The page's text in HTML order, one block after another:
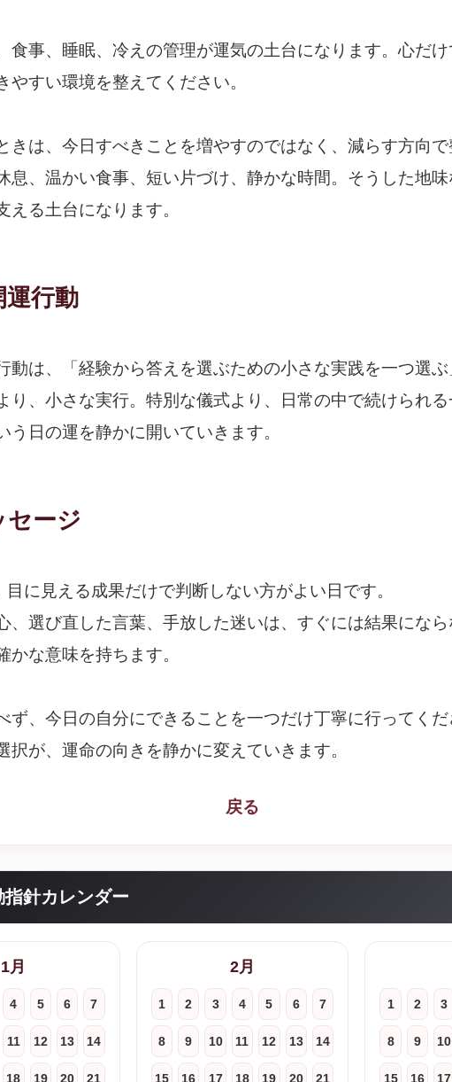
食事、睡眠、冷えの管理が運気の土台になります。心だ
やすい環境を整えてください。
きは、今日すべきことを増やすのではなく、減らす方向で
息、温かい食事、短い片づけ、静かな時間。そうした地
える土台になります。
運行動
動は、「経験から答えを選ぶための小さな実践を一つ選ぶ
り、小さな実行。特別な儀式より、日常の中で続けられ
う日の運を静かに開いていきます。
セージ
に見える成果だけで判断しない方がよい日です。
、選び直した言葉、手放した迷いは、すぐには結果にな
かな意味を持ちます。
ず、今日の自分にできることを一つだけ丁寧に行ってくだ
択が、運命の向きを静かに変えていきます。
戻る
指針カレンダー
1月
4 5 6 7
11 12 13 14
18 19 20 21
2月
1 2 3 4 5 6 7
8 9 10 11 12 13 14
15 16 17 18 19 20 21
1 2 3
8 9 10
15 16 17